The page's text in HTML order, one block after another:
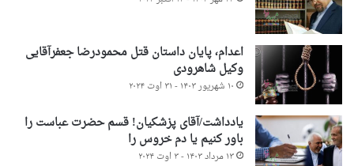
اعدام، پایان داستان قتل محمودرضا جعفرآقایی
وکیل شاهرودی
۱۰ شهریور ۱۴۰۳ - ۳۱ اوت ۲۰۲۴
یادداشت/آقای پزشکیان! قسم حضرت عباست را
باور کنیم یا دم خروس را
۱۳ مرداد ۱۴۰۳ - ۳ اوت ۲۰۲۴